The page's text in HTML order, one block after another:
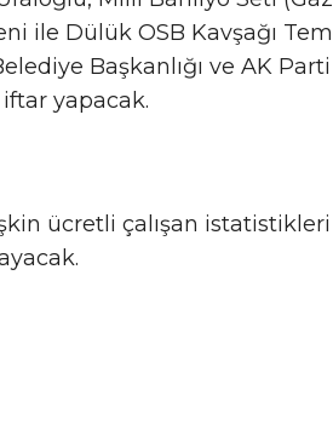
ile Dülük OSB Kavşağı
Başkanlığı ve AK Parti
yapacak.
ücretli çalışan